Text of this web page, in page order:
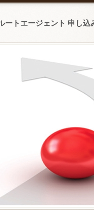
ートエージェント 申し込